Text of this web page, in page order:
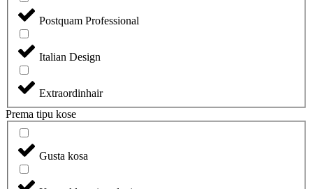
Postquam Professional
Italian Design
Extraordinhair
Prema tipu kose
Gusta kosa